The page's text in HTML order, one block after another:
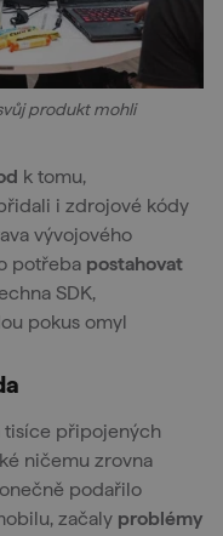
produkt mohli
k tomu,
i zdrojové kódy
vývojového
potřeba postahovat
SDK,
pokus omyl
tisíce připojených
ničemu zrovna
podařilo
začaly problémy